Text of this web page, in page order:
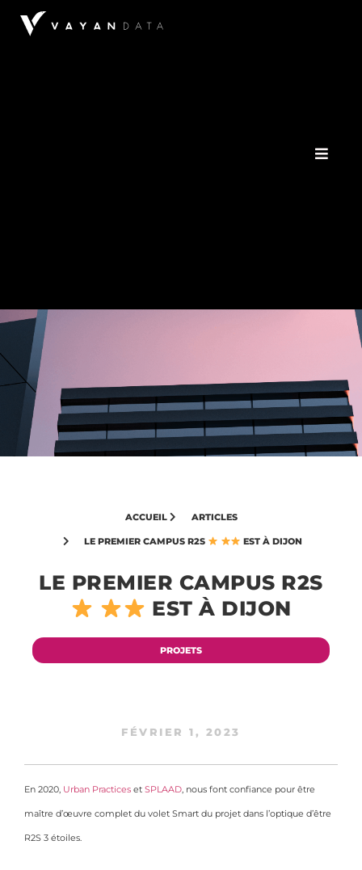
ACCUEIL ARTICLES
LE PREMIER CAMPUS R2S EST À DIJON
LE PREMIER CAMPUS R2S
EST À DIJON
PROJETS
FÉVRIER 1, 2023
En 2020, Urban Practices et SPLAAD, nous font confiance pour être
maître d’œuvre complet du volet Smart du projet dans l’optique d’être
R2S 3 étoiles.